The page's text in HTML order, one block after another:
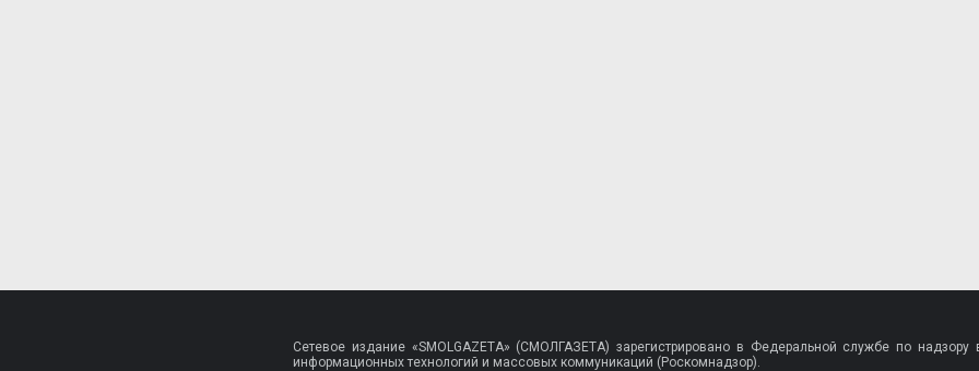
Сетевое издание «SMOLGAZETA» (СМОЛГАЗЕТА) зарегистрировано в Федеральной службе по надзору
информационных технологий и массовых коммуникаций (Роскомнадзор).